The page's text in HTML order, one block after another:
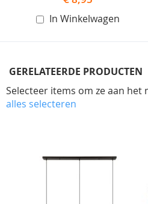
In Winkelwagen
GERELATEERDE PRODUCTEN
Selecteer items om ze aan het
alles selecteren